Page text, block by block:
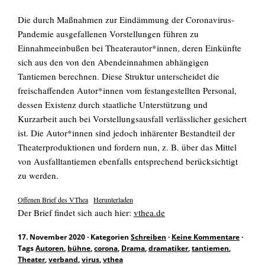
Über mich
EN
Suchen
nach:
Die durch Maßnahmen zur Eindämmung der Coronavirus-
Pandemie ausgefallenen Vorstellungen führen zu
Einnahmeeinbußen bei Theaterautor*innen, deren Einkünfte
sich aus den von den Abendeinnahmen abhängigen
Tantiemen berechnen. Diese Struktur unterscheidet die
freischaffenden Autor*innen vom festangestellten Personal,
dessen Existenz durch staatliche Unterstützung und
Kurzarbeit auch bei Vorstellungsausfall verlässlicher gesichert
ist. Die Autor*innen sind jedoch inhärenter Bestandteil der
Theaterproduktionen und fordern nun, z. B. über das Mittel
von Ausfalltantiemen ebenfalls entsprechend berücksichtigt
zu werden.
Offenen Brief des VThea Herunterladen
Der Brief findet sich auch hier: vthea.de
17. November 2020· Kategorien Schreiben · Keine Kommentare·
TagsAutoren, bühne,corona, Drama,dramatiker,tantiemen,
Theater,verband,virus,vthea